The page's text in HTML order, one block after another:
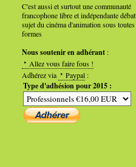
C'est aussi et surtout une communauté
francophone libre et indépendante
sujet du cinéma d'animation sous toutes
formes
Nous soutenir en adhérant :
Allez vous faire fous !
Adhérez via
Paypal :
Type d'adhésion pour 2015 :